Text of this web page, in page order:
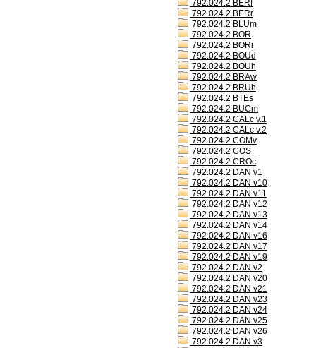
792.024.2 BERf
792.024.2 BERr
792.024.2 BLUm
792.024.2 BOR
792.024.2 BORi
792.024.2 BOUd
792.024.2 BOUh
792.024.2 BRAw
792.024.2 BRUh
792.024.2 BTEs
792.024.2 BUCm
792.024.2 CALc v.1
792.024.2 CALc v.2
792.024.2 COMv
792.024.2 COS
792.024.2 CROc
792.024.2 DAN v1
792.024.2 DAN v10
792.024.2 DAN v11
792.024.2 DAN v12
792.024.2 DAN v13
792.024.2 DAN v14
792.024.2 DAN v16
792.024.2 DAN v17
792.024.2 DAN v19
792.024.2 DAN v2
792.024.2 DAN v20
792.024.2 DAN v21
792.024.2 DAN v23
792.024.2 DAN v24
792.024.2 DAN v25
792.024.2 DAN v26
792.024.2 DAN v3